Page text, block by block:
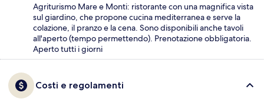
Agriturismo Mare e Monti: ristorante con una magnifica vista
sul giardino, che propone cucina mediterranea e serve la
colazione, il pranzo e la cena. Sono disponibili anche tavoli
all'aperto (tempo permettendo). Prenotazione obbligatoria.
Aperto tutti i giorni
Costi e regolamenti